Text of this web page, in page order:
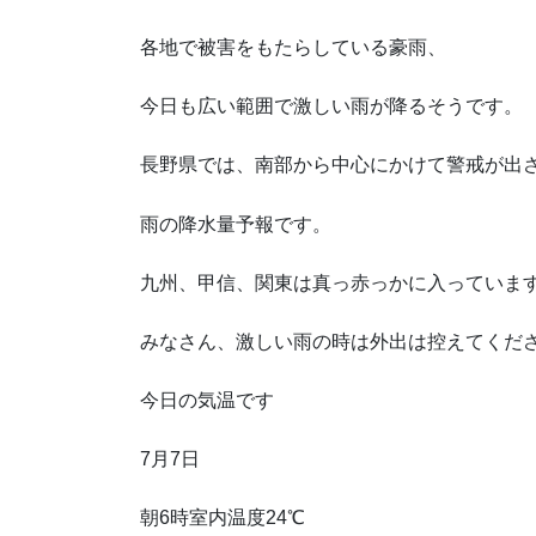
各地で被害をもたらしている豪雨、
今日も広い範囲で激しい雨が降るそうです。
長野県では、南部から中心にかけて警戒が出
雨の降水量予報です。
九州、甲信、関東は真っ赤っかに入っています
みなさん、激しい雨の時は外出は控えてくだ
今日の気温です
7月7日
朝6時室内温度24℃